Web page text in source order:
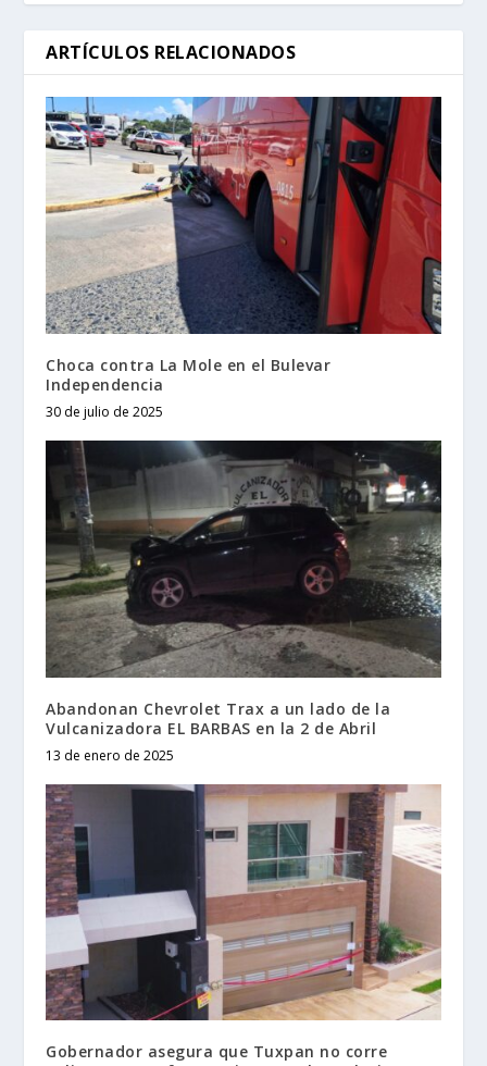
ARTÍCULOS RELACIONADOS
Choca contra La Mole en el Bulevar
Independencia
30 de julio de 2025
Abandonan Chevrolet Trax a un lado de la
Vulcanizadora EL BARBAS en la 2 de Abril
13 de enero de 2025
Gobernador asegura que Tuxpan no corre